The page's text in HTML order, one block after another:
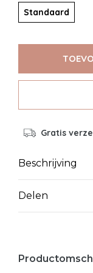
Standaard
Gratis
Beschrijving
Delen